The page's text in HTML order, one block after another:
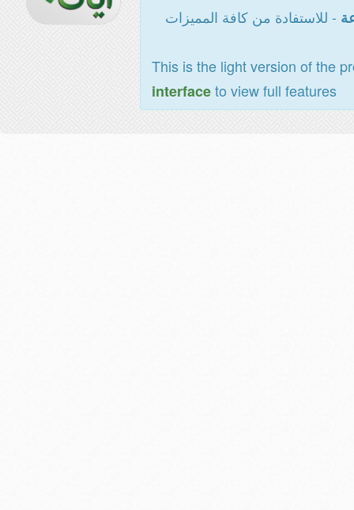
- للاستفادة من كافة المميزات
This is the light version of the
interfaceto view full features